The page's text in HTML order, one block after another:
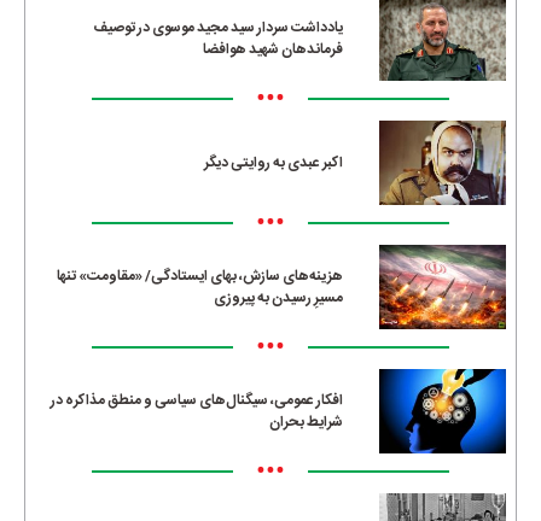
یادداشت سردار سید مجید موسوی در توصیف
فرماندهان شهید هوافضا
•••
اکبر عبدی به روایتی دیگر
•••
هزینه‌های سازش، بهای ایستادگی/ «مقاومت» تنها
مسیرِ رسیدن به پیروزی
•••
افکار عمومی، سیگنال‌های سیاسی و منطق مذاکره در
شرایط بحران
•••